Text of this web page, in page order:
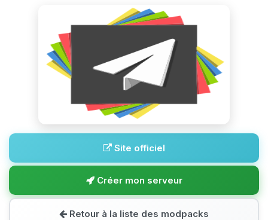
Site officiel
Créer mon serveur
Retour à la liste des modpacks